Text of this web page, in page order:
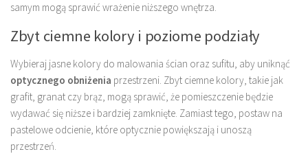
samym mogą sprawić wrażenie niższego wnętrza.
Zbyt ciemne kolory i poziome podziały
Wybieraj jasne kolory do malowania ścian oraz sufitu, aby uniknąć
optycznego obniżenia przestrzeni. Zbyt ciemne kolory, takie jak
grafit, granat czy brąz, mogą sprawić, że pomieszczenie będzie
wydawać się niższe i bardziej zamknięte. Zamiast tego, postaw na
pastelowe odcienie, które optycznie powiększają i unoszą
przestrzeń.